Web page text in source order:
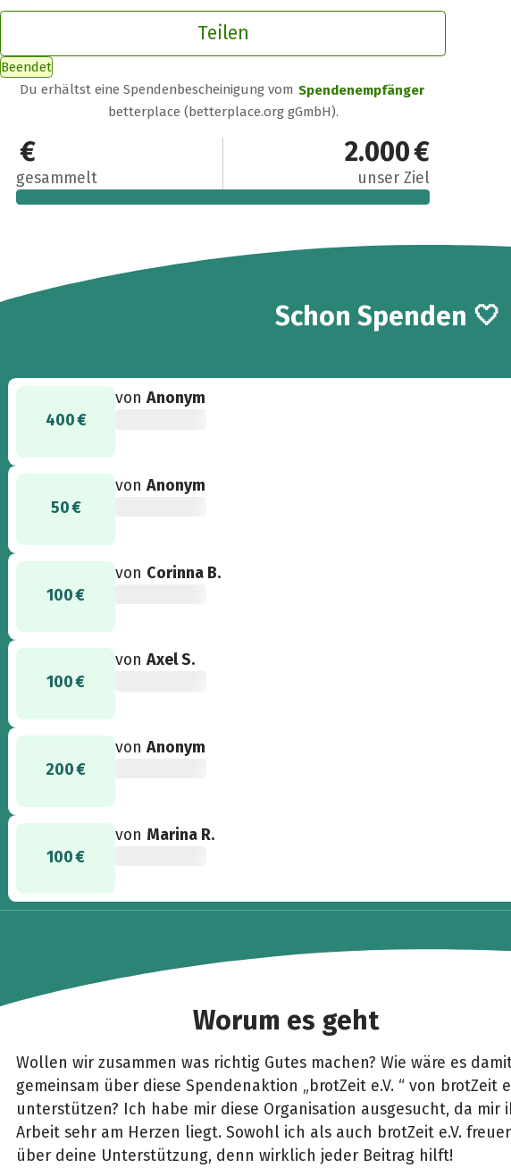
Teilen
Beendet
Du erhältst eine Spendenbescheinigung vom Spendenempfänger
betterplace (betterplace.org gGmbH).
3.100 €
gesammelt
2.000 €
unser Ziel
Schon27
Spenden 🤍
400 €
vonAnonym
50 €
vonAnonym
100 €
von Corinna B.
100 €
vonAxel S.
200 €
vonAnonym
100 €
von Marina R.
Worum es geht
Wollen wir zusammen was richtig Gutes machen? Wie wäre es
gemeinsam über diese Spendenaktion „brotZeit e.V. “ von brotZeit
unterstützen? Ich habe mir diese Organisation ausgesucht, da mir
Arbeit sehr am Herzen liegt. Sowohl ich als auch brotZeit e.V.
über deine Unterstützung, denn wirklich jeder Beitrag hilft!